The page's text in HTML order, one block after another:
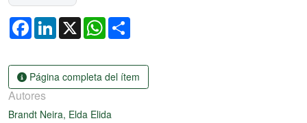
FacebookLinkedIn
X WhatsApp
Página completa del ítem
Autores
Brandt Neira, Elda Elida